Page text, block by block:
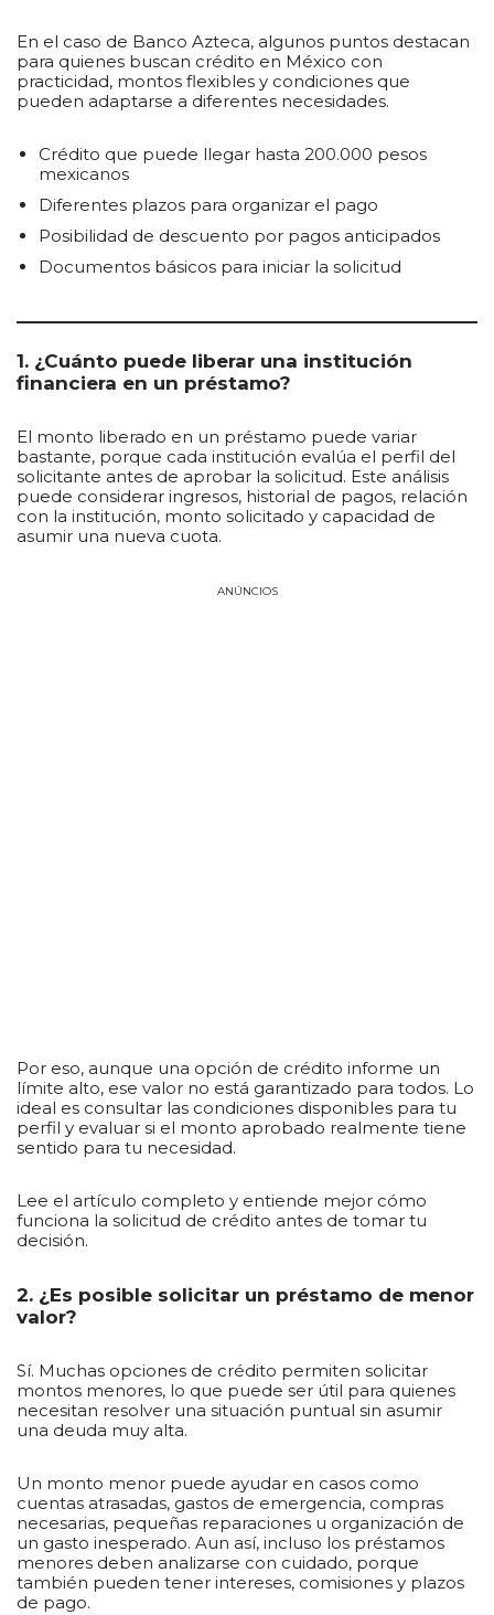
En el caso de Banco Azteca, algunos puntos destacan
para quienes buscan crédito en México con
practicidad, montos flexibles y condiciones que
pueden adaptarse a diferentes necesidades.
Crédito que puede llegar hasta 200.000 pesos
mexicanos
Diferentes plazos para organizar el pago
Posibilidad de descuento por pagos anticipados
Documentos básicos para iniciar la solicitud
1. ¿Cuánto puede liberar una institución
financiera en un préstamo?
El monto liberado en un préstamo puede variar
bastante, porque cada institución evalúa el perfil del
solicitante antes de aprobar la solicitud. Este análisis
puede considerar ingresos, historial de pagos, relación
con la institución, monto solicitado y capacidad de
asumir una nueva cuota.
ANÚNCIOS
Por eso, aunque una opción de crédito informe un
límite alto, ese valor no está garantizado para todos. Lo
ideal es consultar las condiciones disponibles para tu
perfil y evaluar si el monto aprobado realmente tiene
sentido para tu necesidad.
Lee el artículo completo y entiende mejor cómo
funciona la solicitud de crédito antes de tomar tu
decisión.
2. ¿Es posible solicitar un préstamo de menor
valor?
Sí. Muchas opciones de crédito permiten solicitar
montos menores, lo que puede ser útil para quienes
necesitan resolver una situación puntual sin asumir
una deuda muy alta.
Un monto menor puede ayudar en casos como
cuentas atrasadas, gastos de emergencia, compras
necesarias, pequeñas reparaciones u organización de
un gasto inesperado. Aun así, incluso los préstamos
menores deben analizarse con cuidado, porque
también pueden tener intereses, comisiones y plazos
de pago.